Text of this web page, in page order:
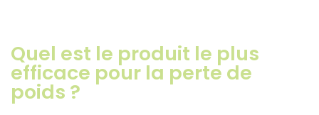
Quel est le produit le plus
efficace pour la perte de
poids ?